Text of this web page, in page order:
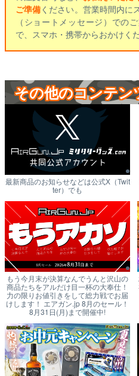
ご準備ください。営業時間内に
（ショートメッセージ）での
で、スマホ・携帯からおかけくだ
その他のコンテン
最新商品のお知らせなどは公式X（Twit
ter）でも
もう今月末が決算なんでうんと沢山の
商品たちをアルだけ目一杯の大奉仕！
力の限りお値引きをして総力戦でお届
けします！ エアガン.jp 8月のセール！
8月31日(月)まで開催中!